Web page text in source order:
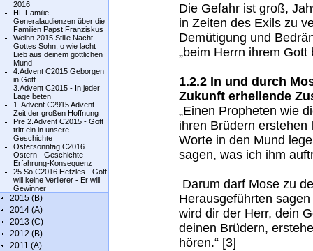
2016
HL.Familie -
Generalaudienzen über die
Familien Papst Franziskus
Weihn 2015 Stille Nacht -
Gottes Sohn, o wie lacht
Lieb aus deinem göttlichen
Mund
4.Advent C2015 Geborgen
in Gott
3.Advent C2015 - In jeder
Lage beten
1. Advent C2915 Advent -
Zeit der großen Hoffnung
Pre 2.Advent C2015 - Gott
tritt ein in unsere
Geschichte
Ostersonntag C2016
Ostern - Geschichte-
Erfahrung-Konsequenz
25.So.C2016 Hetzles - Gott
will keine Verlierer - Er will
Gewinner
2015 (B)
2014 (A)
2013 (C)
2012 (B)
2011 (A)
Die Gefahr ist groß,
in Zeiten des Exils zu
Demütigung und
„beim Herrn ihrem Gott
1.2.2 In und durch
Zukunft erhellende
„Einen Propheten wie
ihren Brüdern
Worte in den Mund
sagen, was ich ihm
Darum darf Mose zu
Herausgeführten
wird dir der Herr, dein
deinen Brüdern,
hören.“ [3]